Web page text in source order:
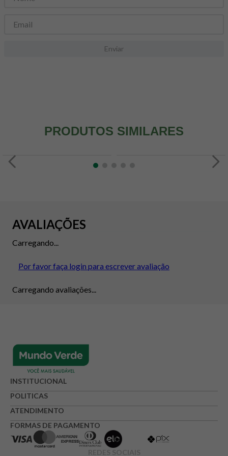
Enviar
PRODUTOS SIMILARES
AVALIAÇÕES
Carregando...
Por favor faça login para escrever avaliação
Carregando avaliações...
INSTITUCIONAL
POLITICAS
ATENDIMENTO
FORMAS DE PAGAMENTO
REDES SOCIAIS
8º snack proteico mundo verde
9 psyllium